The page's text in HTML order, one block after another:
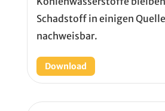
Schadstoff in einigen
nachweisbar.
Download